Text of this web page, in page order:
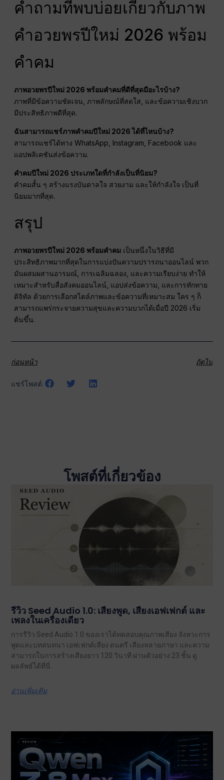
คำถามที่พบบ่อยเกี่ยวกับภาพ
คำอวยพรปีใหม่ 2026 พร้อม
คำคม
ภาพอวยพรปีใหม่ 2026 พร้อมคำคมที่ดีที่สุดมีอะไรบ้าง?
ภาพที่มีข้อความชัดเจน, ภาพลักษณ์ที่สดใส, และข้อความเชิงบวก
มีประสิทธิภาพดีที่สุด.
ฉันสามารถแชร์ภาพคำคมปีใหม่ 2026 ได้ที่ไหนบ้าง?
สามารถแชร์ได้ทาง WhatsApp, Instagram, Facebook และ
แอปพลิเคชันส่งข้อความ.
คำคมปีใหม่ 2026 ประเภทใดที่กำลังเป็นที่นิยม?
คำคมสั้น ๆ สร้างแรงบันดาลใจ สวยงาม และให้กำลังใจ เป็นที่
นิยมมากที่สุด.
สรุป
ภาพอวยพรปีใหม่ 2026 พร้อมคำคม เป็นหนึ่งในวิธีที่มี
ประสิทธิภาพมากที่สุดในการแบ่งปันความปรารถนาออนไลน์ พวก
มันผสมผสานอารมณ์, การเฉลิมฉลอง, และความเรียบง่าย ทำให้
เหมาะสำหรับสื่อสังคมออนไลน์, แอปส่งข้อความ, และการทักทาย
ดิจิทัล ด้วยการเลือกสไตล์ภาพและข้อความที่เหมาะสม ใคร ๆ ก็
สามารถแพร่กระจายความสุขและความบวกได้เมื่อปี 2026 เริ่ม
ต้นขึ้น.
ก่อนหน้า ถัดไป
แชร์โพสต์:
โพสต์ที่เกี่ยวข้อง
รีวิว Seed Audio 1.0: เสียงพูด, เสียงเอฟเฟกต์ และ
เพลงในเครื่องเดียว
การรีวิว Seed Audio 1.0 ของเราได้ทดสอบคุณภาพเสียง จังหวะการ
พูดและบทสนทนา เอฟเฟกต์เสียง ดนตรี เสียงหลายภาษา และความ
สามารถในการสร้างเสียงยาว 120 วินาที ผ่านตัวอย่าง 23 ชิ้น ดู
ผลลัพธ์ได้ที่นี่.
อ่านเพิ่มเติม